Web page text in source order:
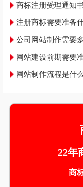
商标注册受理通知
注册商标需要准备
公司网站制作需要
网站建设前期需要
网站制作流程是什
22年
商